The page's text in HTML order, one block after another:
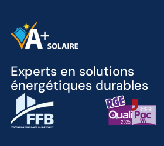
Experts en solutions
énergétiques durables